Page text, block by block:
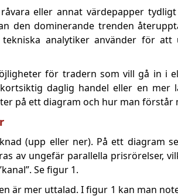
eller annat värdepapper
den dominerande trenden
analytiker använder för
för tradern som vill gå in i
daglig handel eller en mer
på ett diagram och hur man förstår
(upp eller ner). På ett diagram
av ungefär parallella prisrörelser,
Se figur 1.
är mer uttalad. I figur 1 kan man